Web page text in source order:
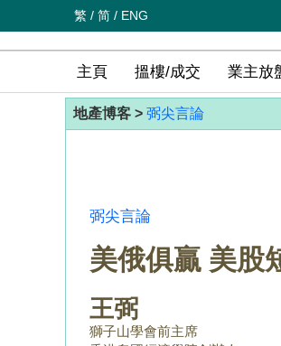
繁 / 简 / ENG
主頁 搵樓/成交 業主放
地產博客 > 弼尖言論
弼尖言論
美俄俱贏 美股
王弼
獅子山學會前主席